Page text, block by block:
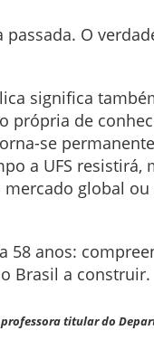
O
significa
própria de
se
a UFS resistirá,
global
58 anos:
Brasil a construir.
professora titular do